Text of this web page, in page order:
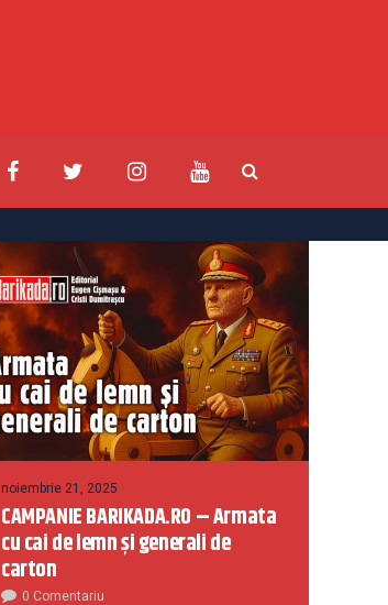
noiembrie 21, 2025
CAMPANIE BARIKADA.RO – Armata
cu cai de lemn și generali de
carton
0 Comentariu